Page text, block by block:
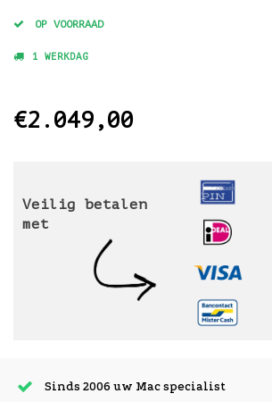
OP VOORRAAD
1 WERKDAG
€2.049,00
Veilig betalen
met
Sinds 2006 uw Mac specialist